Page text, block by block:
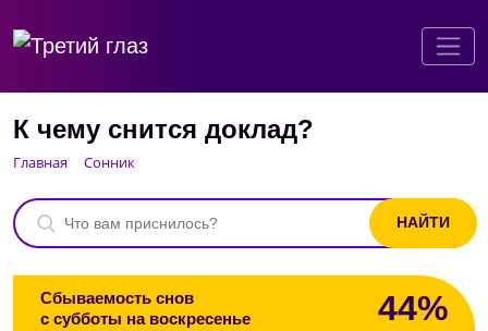
К чему снится доклад?
Главная Сонник
Сбываемость снов
с субботы на воскресенье
44%